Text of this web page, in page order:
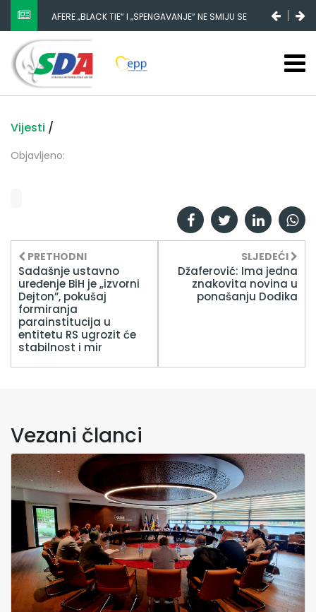
AFERE „BLACK TIE“ I „SPENGAVANJE“ NE SMIJU SE
ZATAŠKATI
Vijesti /
Objavljeno:
PRETHODNI
Sadašnje ustavno
uređenje BiH je „izvorni
Dejton”, pokušaj
formiranja
parainstitucija u
entitetu RS ugrozit će
stabilnost i mir
SLJEDEĆI
Džaferović: Ima jedna
znakovita novina u
ponašanju Dodika
Vezani članci